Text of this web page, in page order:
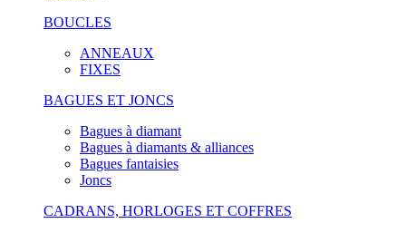
BOUCLES
ANNEAUX
FIXES
BAGUES ET JONCS
Bagues à diamant
Bagues à diamants & alliances
Bagues fantaisies
Joncs
CADRANS, HORLOGES ET COFFRES